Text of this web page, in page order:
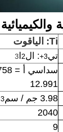
والكيميائية
Ti: الياقوت
تي3+ : ال2
3
12.991
3.98 جم / سم 3
2040
9